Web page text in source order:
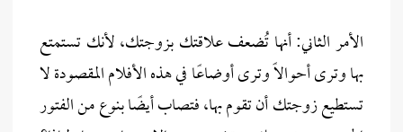
الأمر الثاني: أنها تُضعف علاقتك بزوجتك، لأنك تستمتع
بها وترى أحوالاً وترى أوضاعًا في هذه الأفلام المقصودة لا
تستطيع زوجتك أن تقوم بها، فتصاب أيضًا بنوع من الفتور